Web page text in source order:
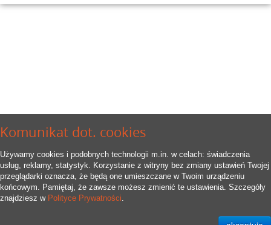
Komunikat dot. cookies
Używamy cookies i podobnych technologii m.in. w celach: świadczenia
usług, reklamy, statystyk. Korzystanie z witryny bez zmiany ustawień Twojej
przeglądarki oznacza, że będą one umieszczane w Twoim urządzeniu
końcowym. Pamiętaj, że zawsze możesz zmienić te ustawienia. Szczegóły
znajdziesz w Polityce Prywatności.